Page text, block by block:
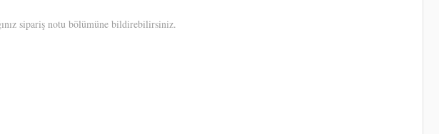
sipariş notu bölümüne bildirebilirsiniz.